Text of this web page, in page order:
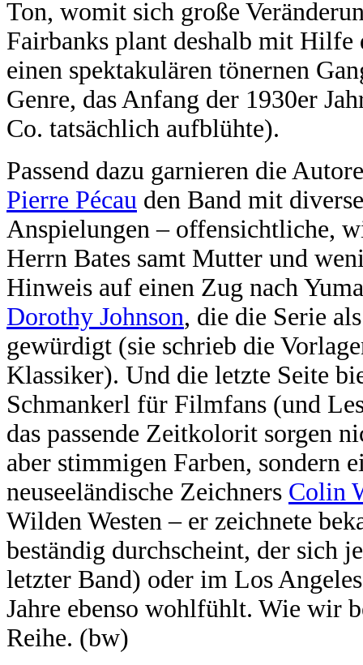
Ton, womit sich große
Fairbanks plant deshalb mit Hilfe
einen spektakulären tönernen
Genre, das Anfang der 1930er
Co. tatsächlich aufblühte).
Passend dazu garnieren die
Pierre Pécau den Band mit
Anspielungen – offensichtliche,
Herrn Bates samt Mutter und
Hinweis auf einen Zug nach
Dorothy Johnson, die die Serie
gewürdigt (sie schrieb die
Klassiker). Und die letzte Seite
Schmankerl für Filmfans (und
das passende Zeitkolorit sorgen
aber stimmigen Farben, sondern
neuseeländische Zeichners Colin
Wilden Westen – er zeichnete
beständig durchscheint, der sich
letzter Band) oder im Los
Jahre ebenso wohlfühlt. Wie wir
Reihe. (bw)